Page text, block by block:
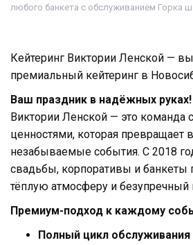
любого банкета с обслуживанием Горка
Кейтеринг Виктории Ленской —
премиальный кейтеринг в
Ваш праздник в надёжных руках!
Виктории Ленской — это команда
ценностями, которая превращает
незабываемые события. С 2018
свадьбы, корпоративы и банкеты
тёплую атмосферу и безупречный
Премиум-подход к каждому
Полный цикл обслуживания